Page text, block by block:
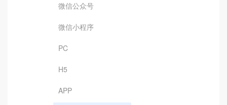
微信公众号
微信小程序
PC
H5
APP